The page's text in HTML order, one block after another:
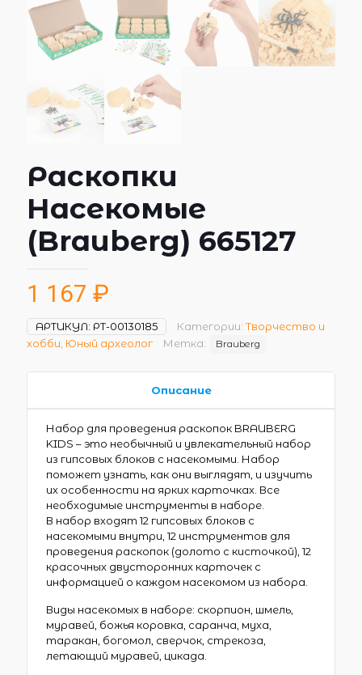
Раскопки
Насекомые
(Brauberg) 665127
1 167 ₽
АРТИКУЛ: РТ-00130185 Категории: Творчество и
хобби Юный археолог Метка: Brauberg
Описание
Набор для проведения раскопок BRAUBERG
KIDS – это необычный и увлекательный набор
из гипсовых блоков с насекомыми. Набор
поможет узнать, как они выглядят, и изучить
их особенности на ярких карточках. Все
необходимые инструменты в наборе.
В набор входят 12 гипсовых блоков с
насекомыми внутри, 12 инструментов для
проведения раскопок (долото с кисточкой), 12
красочных двусторонних карточек с
информацией о каждом насекомом из набора.
Виды насекомых в наборе: скорпион, шмель,
муравей, божья коровка, саранча, муха,
таракан, богомол, сверчок, стрекоза,
летающий муравей, цикада.